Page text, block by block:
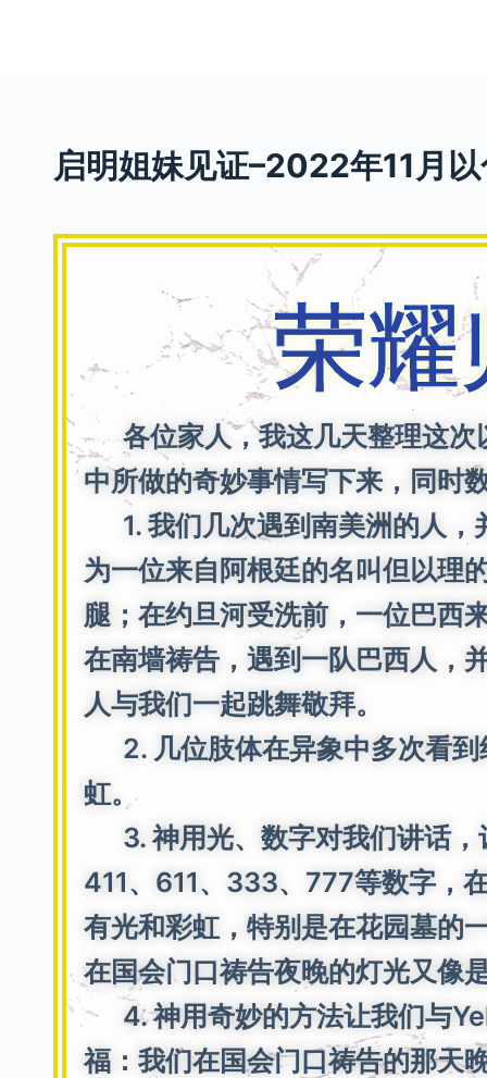
启明姐妹见证–2022年11月
荣
各位家人，我这几天整理这次
中所做的奇妙事情写下来，同时
1. 我们几次遇到南美洲的人，
为一位来自阿根廷的名叫但以理
腿；在约旦河受洗前，一位巴西
在南墙祷告，遇到一队巴西人，
人与我们一起跳舞敬拜。
2. 几位肢体在异象中多次看到
虹。
3. 神用光、数字对我们讲话，
411、611、333、777等数字，
有光和彩虹，特别是在花园墓的
在国会门口祷告夜晚的灯光又像
4. 神用奇妙的方法让我们与
福：我们在国会门口祷告的那天